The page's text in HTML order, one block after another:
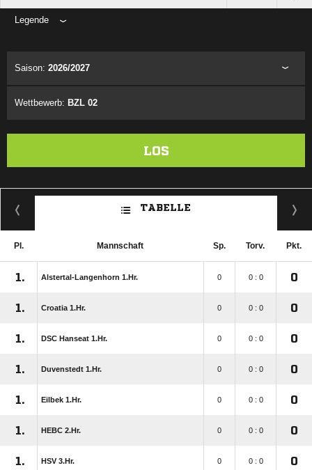
Legende
Saison: 2026/2027
Wettbewerb: BZL 02
LOS
TABELLE
Pl. Mannschaft Sp. Torv. Pkt.
1. Alstertal-Langenhorn 1.Hr. 0 0 : 0 0
1. Croatia 1.Hr. 0 0 : 0 0
1. DSC Hanseat 1.Hr. 0 0 : 0 0
1. Duvenstedt 1.Hr. 0 0 : 0 0
1. Eilbek 1.Hr. 0 0 : 0 0
1. HEBC 2.Hr. 0 0 : 0 0
1. HSV 3.Hr. 0 0 : 0 0